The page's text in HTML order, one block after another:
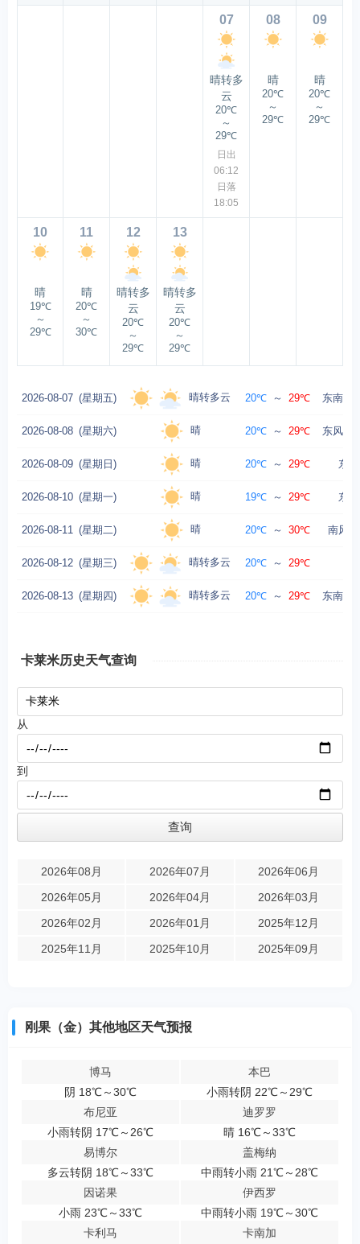
07
晴转多
云
20℃
～
29℃
日出
06:12
日落
18:05
08
晴
20℃
～
29℃
09
晴
20℃
～
29℃
10
晴
19℃
～
29℃
11
晴
20℃
～
30℃
12
晴转多
云
20℃
～
29℃
13
晴转多
云
20℃
～
29℃
2026-08-07 (星期五) 晴转多云 20℃ ～ 29℃ 东南风
2026-08-08 (星期六) 晴 20℃ ～ 29℃ 东风转
2026-08-09 (星期日) 晴 20℃ ～ 29℃ 东
2026-08-10 (星期一) 晴 19℃ ～ 29℃ 东
2026-08-11 (星期二) 晴 20℃ ～ 30℃ 南风
2026-08-12 (星期三) 晴转多云 20℃ ～ 29℃
2026-08-13 (星期四) 晴转多云 20℃ ～ 29℃ 东南风
卡莱米历史天气查询
从
到
2026年08月 2026年07月
2026年06月
2026年05月
2026年04月
2026年03月
2026年02月
2026年01月
2025年12月
2025年11月
2025年10月 2025年09月
刚果（金）其他地区天气预报
博马
阴 18℃～30℃
本巴
小雨转阴 22℃～29℃
布尼亚
小雨转阴 17℃～26℃
迪罗罗
晴 16℃～33℃
易博尔
多云转阴 18℃～33℃
盖梅纳
中雨转小雨 21℃～28℃
因诺果
小雨 23℃～33℃
伊西罗
中雨转小雨 19℃～30℃
卡利马
卡南加